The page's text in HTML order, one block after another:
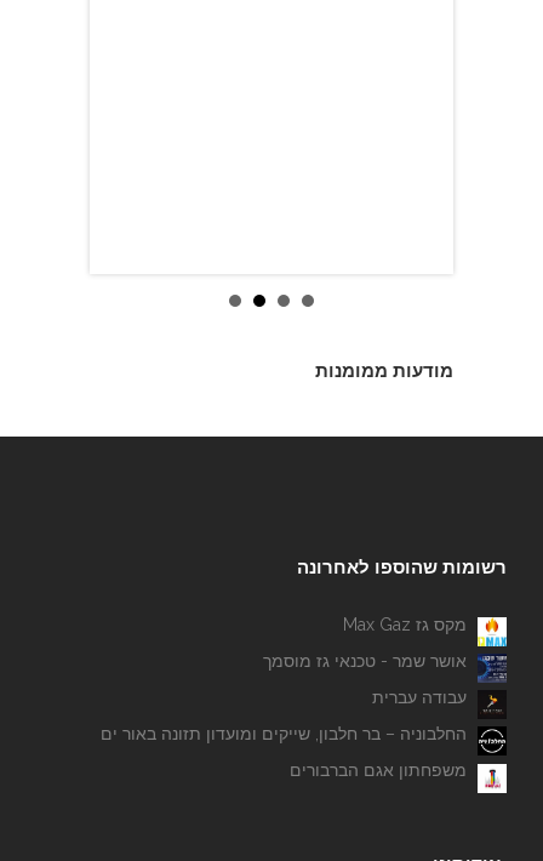
מודעות ממומנות
רשומות שהוספו לאחרונה
מקס גז Max Gaz
אושר שמר - טכנאי גז מוסמך
עבודה עברית
החלבוניה – בר חלבון, שייקים ומועדון תזונה באור ים
משפחתון אגם הברבורים